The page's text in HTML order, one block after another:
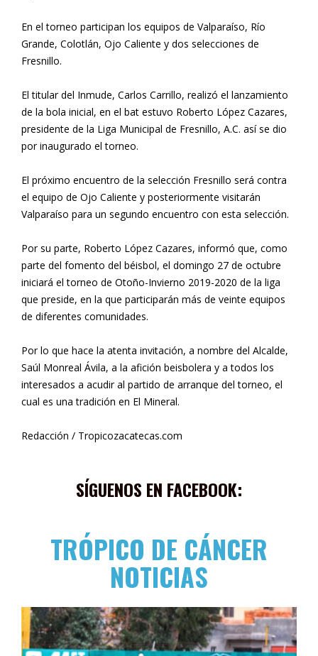
En el torneo participan los equipos de Valparaíso, Río
Grande, Colotlán, Ojo Caliente y dos selecciones de
Fresnillo.
El titular del Inmude, Carlos Carrillo, realizó el lanzamiento
de la bola inicial, en el bat estuvo Roberto López Cazares,
presidente de la Liga Municipal de Fresnillo, A.C. así se dio
por inaugurado el torneo.
El próximo encuentro de la selección Fresnillo será contra
el equipo de Ojo Caliente y posteriormente visitarán
Valparaíso para un segundo encuentro con esta selección.
Por su parte, Roberto López Cazares, informó que, como
parte del fomento del béisbol, el domingo 27 de octubre
iniciará el torneo de Otoño-Invierno 2019-2020 de la liga
que preside, en la que participarán más de veinte equipos
de diferentes comunidades.
Por lo que hace la atenta invitación, a nombre del Alcalde,
Saúl Monreal Ávila, a la afición beisbolera y a todos los
interesados a acudir al partido de arranque del torneo, el
cual es una tradición en El Mineral.
Redacción / Tropicozacatecas.com
SÍGUENOS EN FACEBOOK:
TRÓPICO DE CÁNCER
NOTICIAS